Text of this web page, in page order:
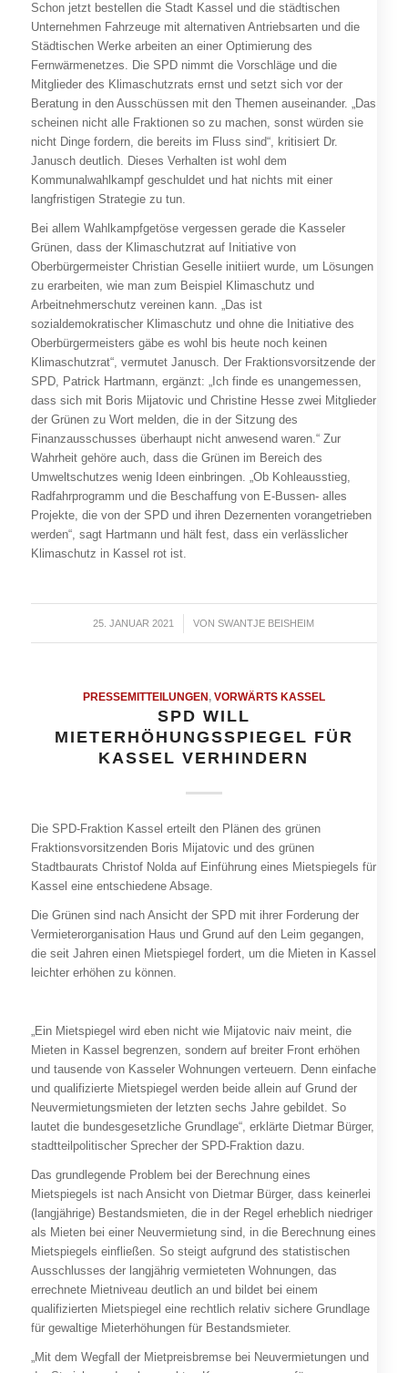
Schon jetzt bestellen die Stadt Kassel und die städtischen
Unternehmen Fahrzeuge mit alternativen Antriebsarten und die
Städtischen Werke arbeiten an einer Optimierung des
Fernwärmenetzes. Die SPD nimmt die Vorschläge und die
Mitglieder des Klimaschutzrats ernst und setzt sich vor der
Beratung in den Ausschüssen mit den Themen auseinander. „Das
scheinen nicht alle Fraktionen so zu machen, sonst würden sie
nicht Dinge fordern, die bereits im Fluss sind“, kritisiert Dr.
Janusch deutlich. Dieses Verhalten ist wohl dem
Kommunalwahlkampf geschuldet und hat nichts mit einer
langfristigen Strategie zu tun.
Bei allem Wahlkampfgetöse vergessen gerade die Kasseler
Grünen, dass der Klimaschutzrat auf Initiative von
Oberbürgermeister Christian Geselle initiiert wurde, um Lösungen
zu erarbeiten, wie man zum Beispiel Klimaschutz und
Arbeitnehmerschutz vereinen kann. „Das ist
sozialdemokratischer Klimaschutz und ohne die Initiative des
Oberbürgermeisters gäbe es wohl bis heute noch keinen
Klimaschutzrat“, vermutet Janusch. Der Fraktionsvorsitzende der
SPD, Patrick Hartmann, ergänzt: „Ich finde es unangemessen,
dass sich mit Boris Mijatovic und Christine Hesse zwei Mitglieder
der Grünen zu Wort melden, die in der Sitzung des
Finanzausschusses überhaupt nicht anwesend waren.“ Zur
Wahrheit gehöre auch, dass die Grünen im Bereich des
Umweltschutzes wenig Ideen einbringen. „Ob Kohleausstieg,
Radfahrprogramm und die Beschaffung von E-Bussen- alles
Projekte, die von der SPD und ihren Dezernenten vorangetrieben
werden“, sagt Hartmann und hält fest, dass ein verlässlicher
Klimaschutz in Kassel rot ist.
25. JANUAR 2021
/ VONSWANTJE BEISHEIM
PRESSEMITTEILUNGEN VORWÄRTS KASSEL
SPD WILL
MIETERHÖHUNGSSPIEGEL FÜR
KASSEL VERHINDERN
Die SPD-Fraktion Kassel erteilt den Plänen des grünen
Fraktionsvorsitzenden Boris Mijatovic und des grünen
Stadtbaurats Christof Nolda auf Einführung eines Mietspiegels für
Kassel eine entschiedene Absage.
Die Grünen sind nach Ansicht der SPD mit ihrer Forderung der
Vermieterorganisation Haus und Grund auf den Leim gegangen,
die seit Jahren einen Mietspiegel fordert, um die Mieten in Kassel
leichter erhöhen zu können.
„Ein Mietspiegel wird eben nicht wie Mijatovic naiv meint, die
Mieten in Kassel begrenzen, sondern auf breiter Front erhöhen
und tausende von Kasseler Wohnungen verteuern. Denn einfache
und qualifizierte Mietspiegel werden beide allein auf Grund der
Neuvermietungsmieten der letzten sechs Jahre gebildet. So
lautet die bundesgesetzliche Grundlage“, erklärte Dietmar Bürger,
stadtteilpolitischer Sprecher der SPD-Fraktion dazu.
Das grundlegende Problem bei der Berechnung eines
Mietspiegels ist nach Ansicht von Dietmar Bürger, dass keinerlei
(langjährige) Bestandsmieten, die in der Regel erheblich niedriger
als Mieten bei einer Neuvermietung sind, in die Berechnung eines
Mietspiegels einfließen. So steigt aufgrund des statistischen
Ausschlusses der langjährig vermieteten Wohnungen, das
errechnete Mietniveau deutlich an und bildet bei einem
qualifizierten Mietspiegel eine rechtlich relativ sichere Grundlage
für gewaltige Mieterhöhungen für Bestandsmieter.
„Mit dem Wegfall der Mietpreisbremse bei Neuvermietungen und